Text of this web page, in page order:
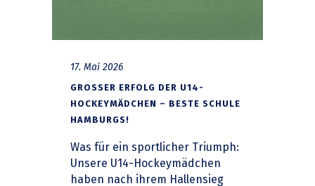
17. Mai 2026
GROSSER ERFOLG DER U14-H
OCKEYMÄDCHEN – BESTE SCHULE H
AMBURGS!
Was für ein sportlicher Triumph:
Unsere U14-Hockeymädchen
haben nach ihrem Hallensieg